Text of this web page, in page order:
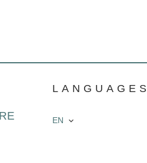
LANGUAGES
EN